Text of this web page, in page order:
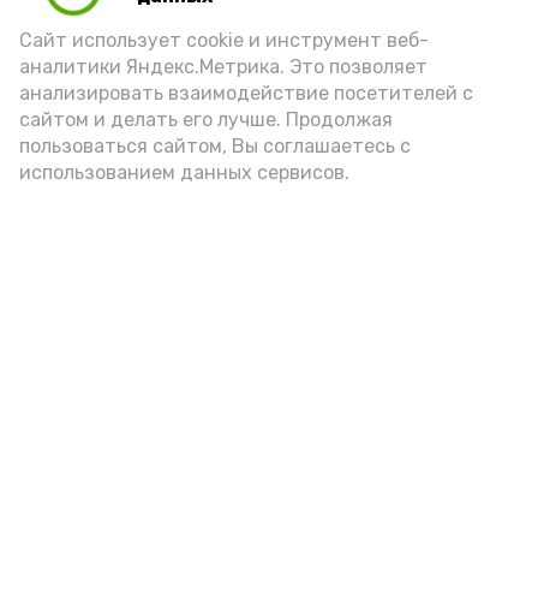
Сайт использует cookie и инструмент веб-
аналитики Яндекс.Метрика. Это позволяет
анализировать взаимодействие посетителей с
сайтом и делать его лучше. Продолжая
пользоваться сайтом, Вы соглашаетесь с
использованием данных сервисов.
Video
Видео: управление пресс-службы и информации
администрации губернатора АО